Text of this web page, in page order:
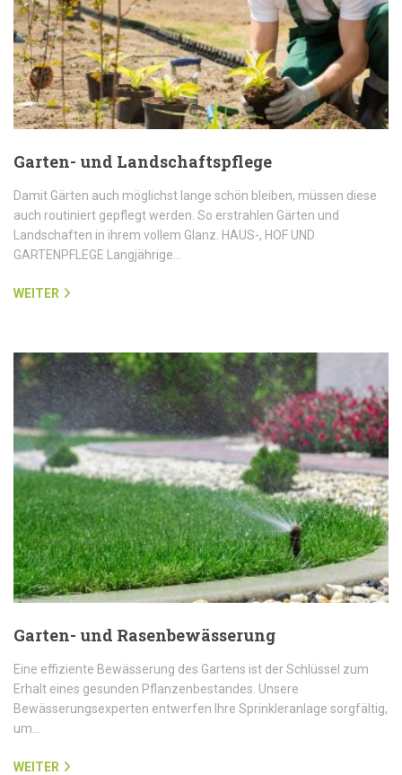
Garten- und Landschaftspflege
Damit Gärten auch möglichst lange schön bleiben, müssen diese
auch routiniert gepflegt werden. So erstrahlen Gärten und
Landschaften in ihrem vollem Glanz. HAUS-, HOF UND
GARTENPFLEGE Langjährige…
WEITER
Garten- und Rasenbewässerung
Eine effiziente Bewässerung des Gartens ist der Schlüssel zum
Erhalt eines gesunden Pflanzenbestandes. Unsere
Bewässerungsexperten entwerfen Ihre Sprinkleranlage sorgfältig,
um…
WEITER